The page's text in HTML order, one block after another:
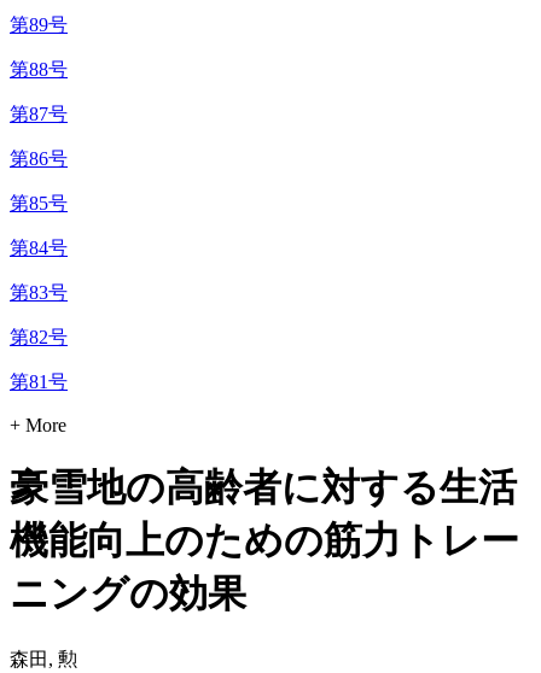
第89号
第88号
第87号
第86号
第85号
第84号
第83号
第82号
第81号
+ More
豪雪地の高齢者に対する生活
機能向上のための筋力トレー
ニングの効果
森田, 勲